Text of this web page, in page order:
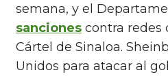
semana, y el
sanciones contra redes
Cártel de Sinaloa.
Unidos para atacar al